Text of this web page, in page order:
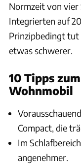
Normzeit von vier
Integrierten auf
Prinzipbedingt tut
etwas schwerer.
10 Tipps
Wohnmobil
Compact, die
Im
angenehmer.